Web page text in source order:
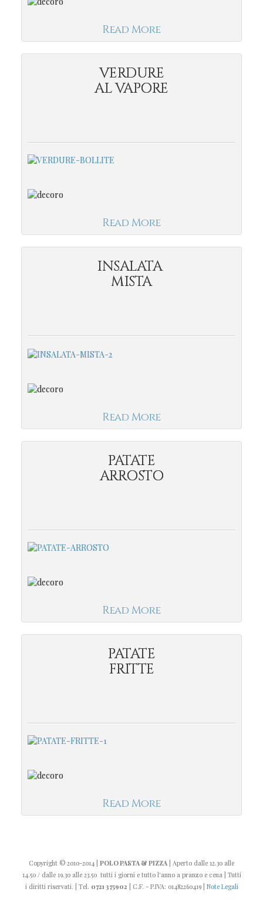
Read More
VERDURE
AL VAPORE
Read More
INSALATA
MISTA
Read More
PATATE
ARROSTO
Read More
PATATE
FRITTE
Read More
Copyright © 2010-2014 POLO PASTA & PIZZA | Aperto dalle 12.30 alle
14.50 / dalle 19.30 alle 23.50 tutti i giorni e tutto l'anno a pranzo e cena | Tutti
i diritti riservati. | Tel. 0721 375902 | C.F. - P.IVA: 01482260419 | Note Legali